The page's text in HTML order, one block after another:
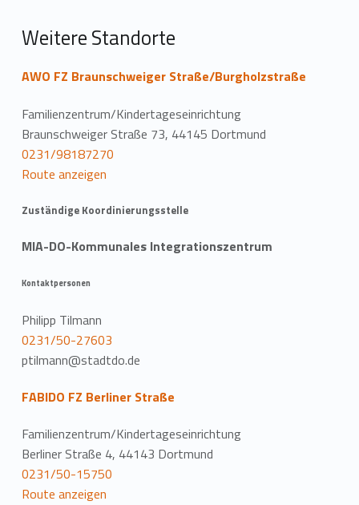
Weitere Standorte
AWO FZ Braunschweiger Straße/Burgholzstraße
Familienzentrum/Kindertageseinrichtung
Braunschweiger Straße 73, 44145 Dortmund
0231/98187270
Route anzeigen
Zuständige Koordinierungsstelle
MIA-DO-Kommunales Integrationszentrum
Kontaktpersonen
Philipp Tilmann
0231/50-27603
ptilmann@stadtdo.de
FABIDO FZ Berliner Straße
Familienzentrum/Kindertageseinrichtung
Berliner Straße 4, 44143 Dortmund
0231/50-15750
Route anzeigen